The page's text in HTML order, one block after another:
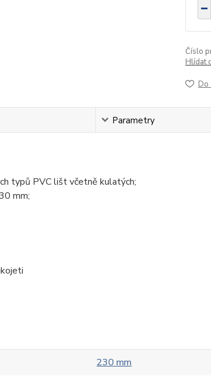
Číslo
Hlídat
Do
Parametry
typů PVC lišt včetně kulatých;
mm;
230 mm